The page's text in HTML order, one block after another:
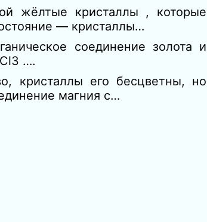
жёлтые кристаллы , которые
— кристаллы…
соединение золота и
….
кристаллы его бесцветны, но
магния с…